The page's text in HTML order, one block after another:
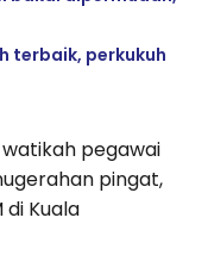
terbaik, perkukuh
pegawai
pingat,
Kuala